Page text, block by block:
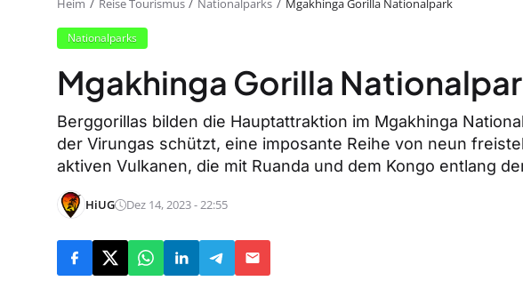
Heim Reise Tourismus Nationalparks Mgakhinga Gorilla Nationalpark
Nationalparks
Mgakhinga Gorilla
Berggorillas bilden die Hauptattraktion im Mgakhinga
der Virungas schützt, eine imposante Reihe von neun
aktiven Vulkanen, die mit Ruanda und dem Kongo entlang
HiUG Dez 14, 2023 - 22:55